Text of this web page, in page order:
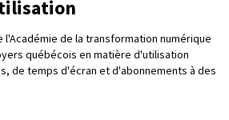
l'Académie de la transformation numérique
québécois en matière d'utilisation
de temps d'écran et d'abonnements à des